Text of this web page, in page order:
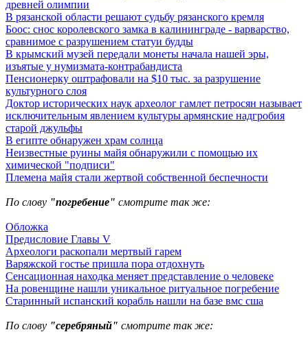
древней олимпии
В рязанской области решают судьбу рязанского кремля
Боос: снос королевского замка в калининграде - варварство,
сравнимое с разрушением статуи будды
В крымский музей передали монеты начала нашей эры,
изъятые у нумизмата-контрабандиста
Пенсионерку оштрафовали на $10 тыс. за разрушение
культурного слоя
Доктор исторических наук археолог гамлет петросян называет
исключительным явлением культуры армянские надгробия
старой джульфы
В египте обнаружен храм солнца
Неизвестные руины майя обнаружили с помощью их
химической "подписи"
Племена майя стали жертвой собственной беспечности
По слову "погребение" смотрите так же:
Обложка
Предисловие Главы V
Археологи раскопали мертвый гарем
Варяжской гостье пришла пора отдохнуть
Сенсационная находка меняет представление о человеке
На ровенщине нашли уникальное ритуальное погребение
Старинный испанский корабль нашли на базе вмс сша
По слову "серебряный" смотрите так же: